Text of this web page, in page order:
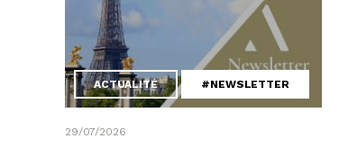
ACTUALITÉ #NEWSLETTER
29/07/2026